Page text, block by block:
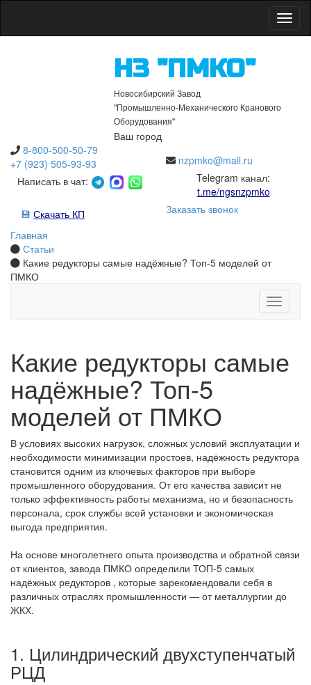
НЗ "ПМКО"
Новосибирский Завод
"Промышленно-Механического Кранового
Оборудования"
Ваш город
8-800-500-50-79
+7 (923) 505-93-93
Написать в чат:
💾 Скачать КП
nzpmko@mail.ru
Telegram канал:
t.me/ngsnzpmko
Заказать звонок
Главная
Статьи
Какие редукторы самые надёжные? Топ-5 моделей от
ПМКО
Какие редукторы самые
надёжные? Топ-5
моделей от ПМКО
В условиях высоких нагрузок, сложных условий эксплуатации и
необходимости минимизации простоев, надёжность редуктора
становится одним из ключевых факторов при выборе
промышленного оборудования. От его качества зависит не
только эффективность работы механизма, но и безопасность
персонала, срок службы всей установки и экономическая
выгода предприятия.
На основе многолетнего опыта производства и обратной связи
от клиентов, завода ПМКО определили ТОП-5 самых
надёжных редукторов , которые зарекомендовали себя в
различных отраслях промышленности — от металлургии до
ЖКХ.
1. Цилиндрический двухступенчатый
РЦД